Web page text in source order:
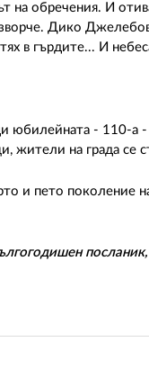
обречения. И
Дико
в гърдите... И
юбилейната - 110-
жители на града се
и пето поколение